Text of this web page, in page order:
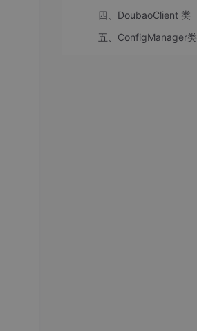
四、DoubaoClient 类
五、ConfigManager类